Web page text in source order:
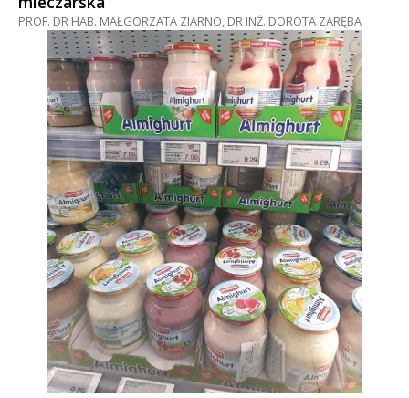
PROF. DR HAB. MAŁGORZATA ZIARNO, DR INŻ. DOROTA ZARĘBA